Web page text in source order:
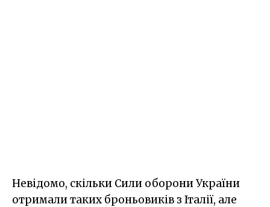
Невідомо, скільки Сили оборони України
отримали таких броньовиків з Італії, але